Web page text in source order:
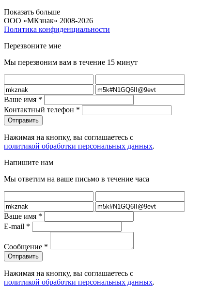
Показать больше
ООО «МКзнак» 2008-2026
Политика конфиденциальности
Перезвоните мне
Мы перезвоним вам в течение 15 минут
Ваше имя *
Контактный телефон *
Нажимая на кнопку, вы соглашаетесь с
политикой обработки персональных данных.
Напишите нам
Мы ответим на ваше письмо в течение часа
Ваше имя *
E-mail *
Сообщение *
Нажимая на кнопку, вы соглашаетесь с
политикой обработки персональных данных.